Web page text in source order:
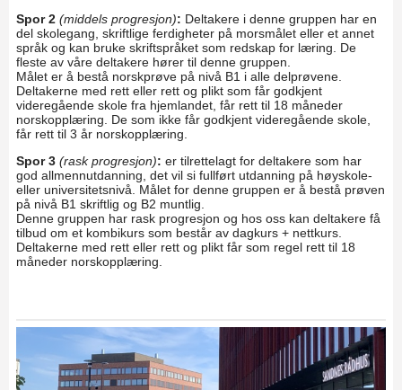
Spor 2 (middels progresjon): Deltakere i denne gruppen har en
del skolegang, skriftlige ferdigheter på morsmålet eller et annet
språk og kan bruke skriftspråket som redskap for læring. De
fleste av våre deltakere hører til denne gruppen.
Målet er å bestå norskprøve på nivå B1 i alle delprøvene.
Deltakerne med rett eller rett og plikt som får godkjent
videregående skole fra hjemlandet, får rett til 18 måneder
norskopplæring. De som ikke får godkjent videregående skole,
får rett til 3 år norskopplæring.
Spor 3 (rask progresjon): er tilrettelagt for deltakere som har
god allmennutdanning, det vil si fullført utdanning på høyskole-
eller universitetsnivå. Målet for denne gruppen er å bestå prøven
på nivå B1 skriftlig og B2 muntlig.
Denne gruppen har rask progresjon og hos oss kan deltakere få
tilbud om et kombikurs som består av dagkurs + nettkurs.
Deltakerne med rett eller rett og plikt får som regel rett til 18
måneder norskopplæring.